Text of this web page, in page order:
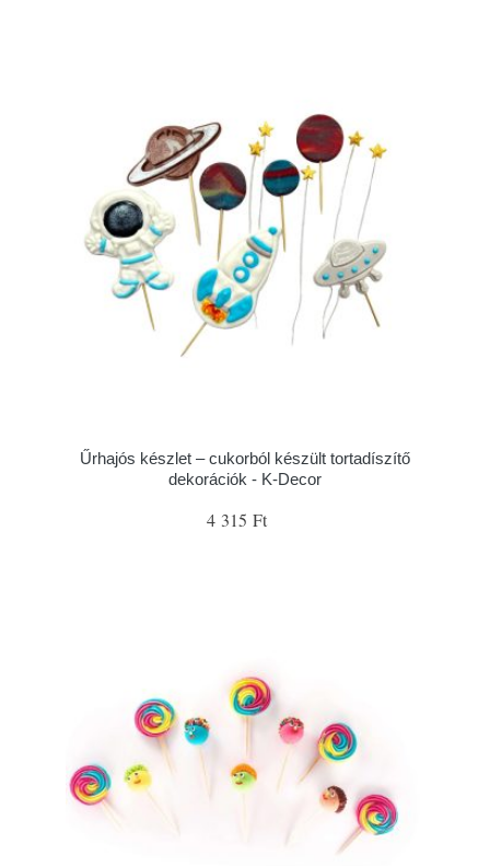
Űrhajós készlet – cukorból készült tortadíszítő
dekorációk - K-Decor
4 315 Ft